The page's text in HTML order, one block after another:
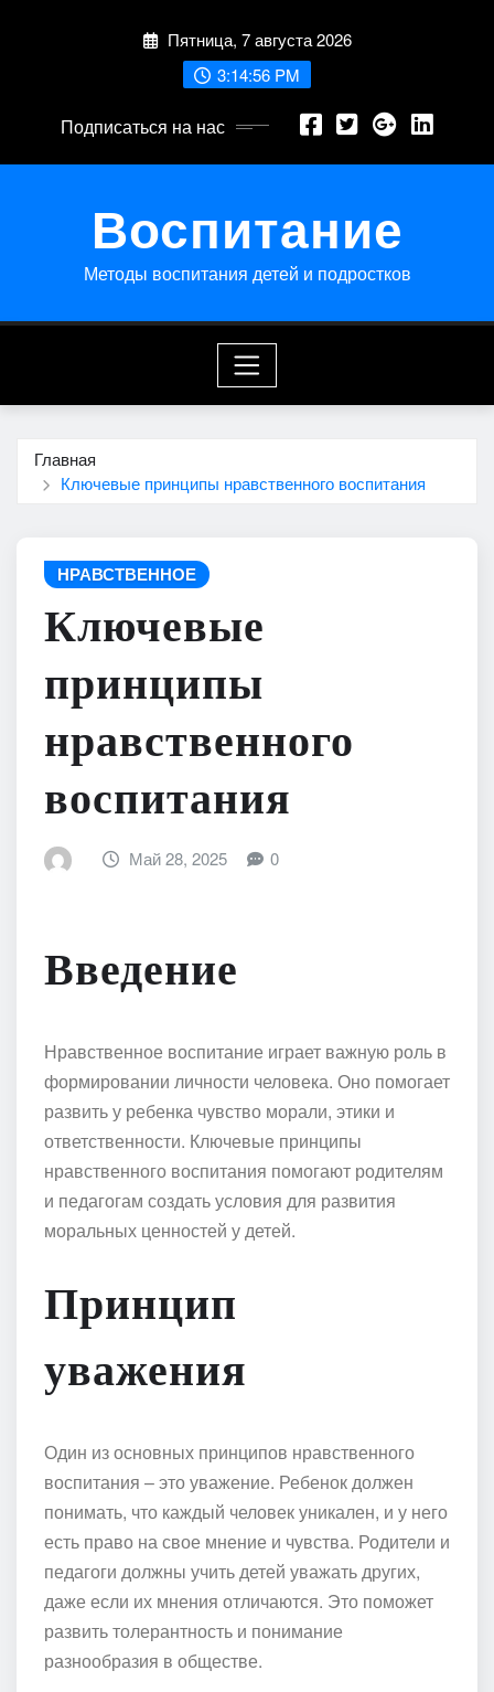
Пятница, 7 августа 2026
3:14:56 PM
Подписаться на нас
Воспитание
Методы воспитания детей и подростков
Главная
Ключевые принципы нравственного воспитания
НРАВСТВЕННОЕ
Ключевые
принципы
нравственного
воспитания
Май 28, 2025 0
Введение
Нравственное воспитание играет важную роль в
формировании личности человека. Оно помогает
развить у ребенка чувство морали, этики и
ответственности. Ключевые принципы
нравственного воспитания помогают родителям
и педагогам создать условия для развития
моральных ценностей у детей.
Принцип
уважения
Один из основных принципов нравственного
воспитания – это уважение. Ребенок должен
понимать, что каждый человек уникален, и у него
есть право на свое мнение и чувства. Родители и
педагоги должны учить детей уважать других,
даже если их мнения отличаются. Это поможет
развить толерантность и понимание
разнообразия в обществе.